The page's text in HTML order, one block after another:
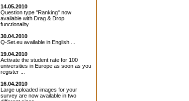
14.05.2010
Question type "Ranking" now
available with Drag & Drop
functionality ...
30.04.2010
Q-Set.eu available in English ...
19.04.2010
Activate the student rate for 100
universities in Europe as soon as you
register ...
16.04.2010
Large uploaded images for your
survey are now available in two